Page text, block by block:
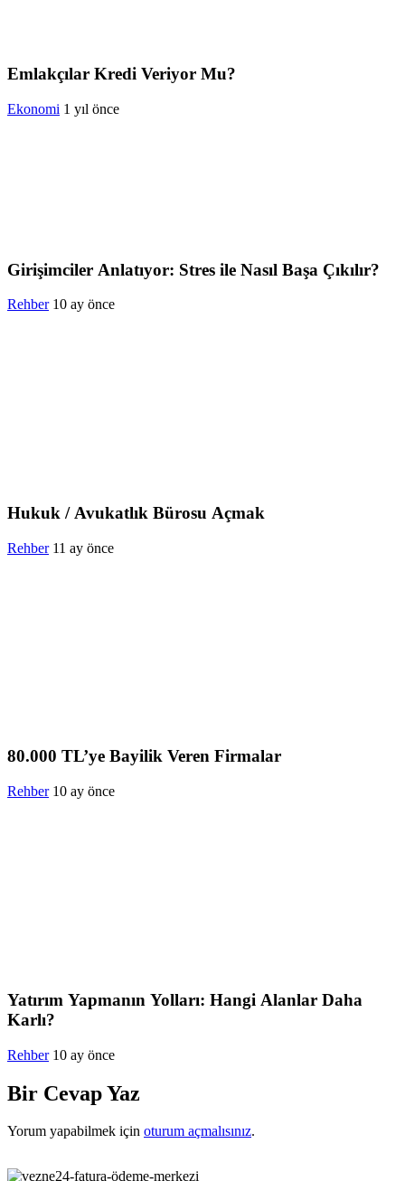
Emlakçılar Kredi Veriyor Mu?
Ekonomi 1 yıl önce
Girişimciler Anlatıyor: Stres ile Nasıl Başa Çıkılır?
Rehber 10 ay önce
Hukuk / Avukatlık Bürosu Açmak
Rehber 11 ay önce
80.000 TL’ye Bayilik Veren Firmalar
Rehber 10 ay önce
Yatırım Yapmanın Yolları: Hangi Alanlar Daha
Karlı?
Rehber 10 ay önce
Bir Cevap Yaz
Yorum yapabilmek için oturum açmalısınız.